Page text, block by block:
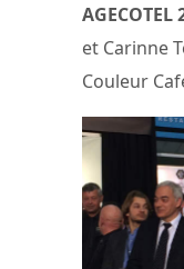
AGECOTEL
et Carinne
Couleur